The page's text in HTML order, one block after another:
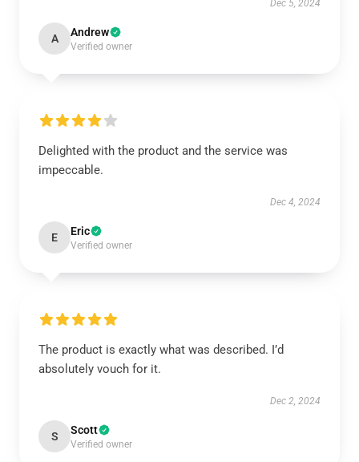
Dec 5, 2024
A Andrew
Verified owner
Delighted with the product and the service was
impeccable.
Dec 4, 2024
E Eric
Verified owner
The product is exactly what was described. I’d
absolutely vouch for it.
Dec 2, 2024
S Scott
Verified owner